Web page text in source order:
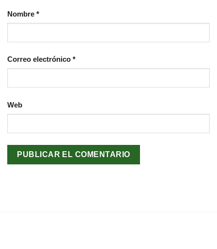
Nombre *
Correo electrónico *
Web